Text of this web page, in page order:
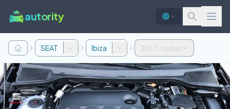
autority
SEAT Ibiza 2017-heden